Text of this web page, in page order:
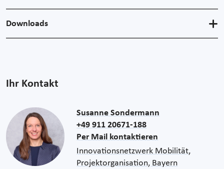
Downloads
Ihr Kontakt
Susanne Sondermann
+49 911 20671-188
Per Mail kontaktieren
Innovationsnetzwerk Mobilität,
Projektorganisation, Bayern